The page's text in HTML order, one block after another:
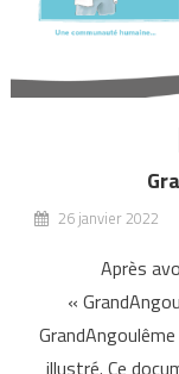
26 janvier 2022
Après
«
illustré. Ce